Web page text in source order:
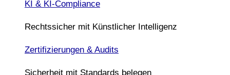
KI & KI-Compliance
Rechtssicher mit Künstlicher Intelligenz
Zertifizierungen & Audits
Sicherheit mit Standards belegen